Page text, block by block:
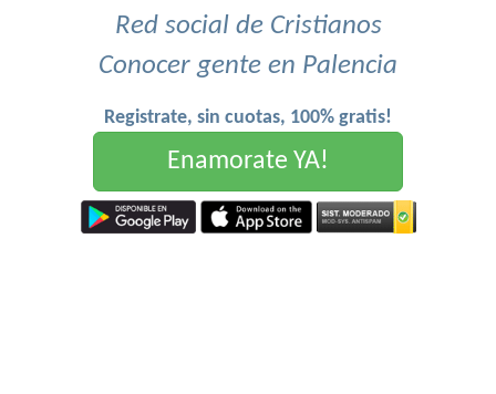
Red social de Cristianos
Conocer gente en Palencia
Registrate, sin cuotas, 100% gratis!
Enamorate YA!